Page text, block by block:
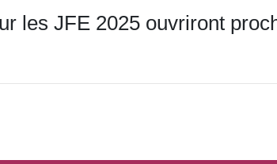
les JFE 2025 ouvriront